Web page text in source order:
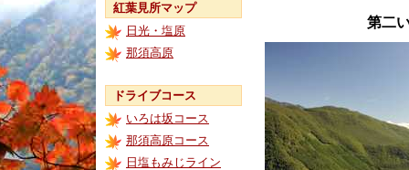
紅葉見所マップ
日光・塩原
那須高原
ドライブコース
いろは坂コース
那須高原コース
日塩もみじライン
第二